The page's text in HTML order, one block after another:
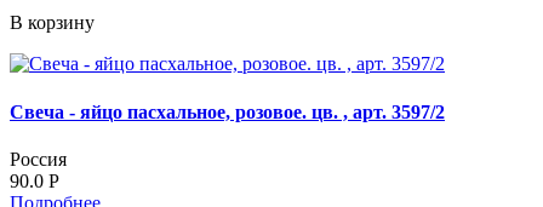
В корзину
Свеча - яйцо пасхальное, розовое. цв. , арт. 3597/2
Россия
90.0 Р
Подробнее